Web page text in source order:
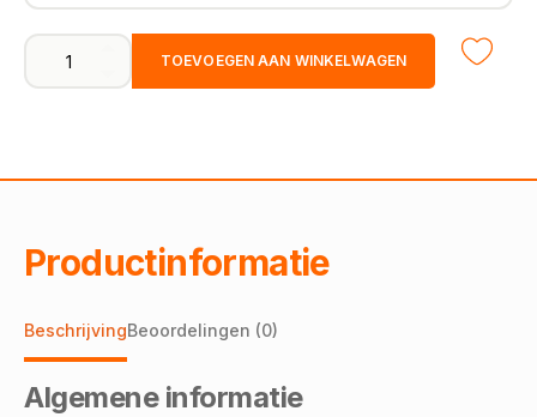
Passage
granaat
aantal
TOEVOEGEN AAN WINKELWAGEN
Productinformatie
BeschrijvingBeoordelingen (0)
Algemene informatie